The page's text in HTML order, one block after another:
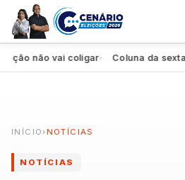
não vai coligar● Coluna da sexta:
INÍCIO › NOTÍCIAS
NOTÍCIAS